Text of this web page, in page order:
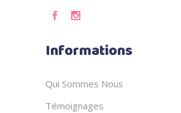
Informations
Qui Sommes Nous
Témoignages